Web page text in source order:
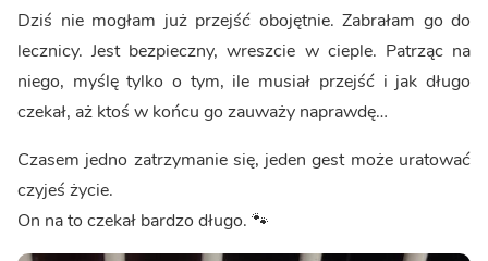
Dziś nie mogłam już przejść obojętnie. Zabrałam go do
lecznicy. Jest bezpieczny, wreszcie w cieple. Patrząc na
niego, myślę tylko o tym, ile musiał przejść i jak długo
czekał, aż ktoś w końcu go zauważy naprawdę…
Czasem jedno zatrzymanie się, jeden gest może uratować
czyjeś życie.
On na to czekał bardzo długo. 🐾